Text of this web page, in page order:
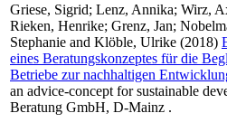
Griese, Sigrid; Lenz, Annika; Wirz,
Rieken, Henrike; Grenz, Jan;
Stephanie and Klöble, Ulrike (2018)
eines Beratungskonzeptes für die
Betriebe zur nachhaltigen
an advice-concept for sustainable
Beratung GmbH, D-Mainz .